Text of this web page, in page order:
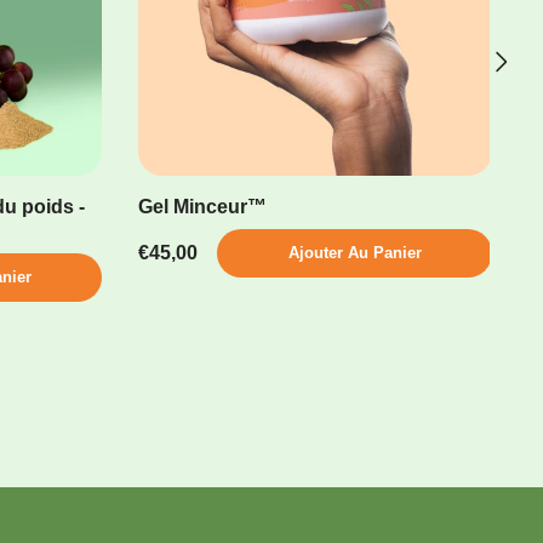
poids - Gel Minceur™
€45,00 Ajouter Au Panier